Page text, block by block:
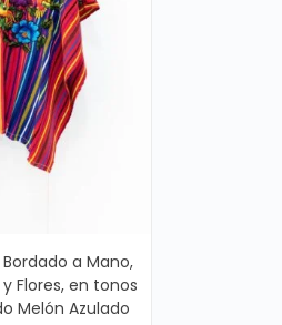
a Mano,
Flores, en tonos
Melón Azulado